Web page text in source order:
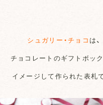
シュガリー・チョコ は、
チョコレートのギフトボッ
イメージして作られた表札